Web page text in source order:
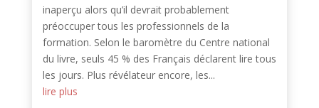
inaperçu alors qu’il devrait probablement
préoccuper tous les professionnels de la
formation. Selon le baromètre du Centre national
du livre, seuls 45 % des Français déclarent lire tous
les jours. Plus révélateur encore, les...
lire plus